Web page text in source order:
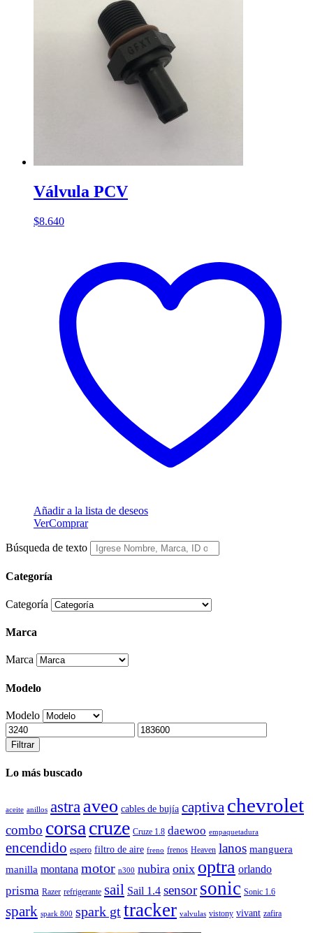
Válvula PCV
$8.640
Añadir a la lista de deseos
VerComprar
Búsqueda de texto
Categoría
Categoría
Marca
Marca
Modelo
Modelo
Filtrar
Lo más buscado
aceite anillos astra aveo cables de bujía captiva chevrolet
combo corsacruze Cruze 1.8 daewoo empaquetadura
encendido espero filtro de aire freno frenos Heaven lanos manguera
manilla montana motor n300 nubira onix optra orlando
prisma Razer refrigerante sail Sail 1.4 sensor sonic Sonic 1.6
spark spark 800 spark gttracker valvulas vistony vivant zafira